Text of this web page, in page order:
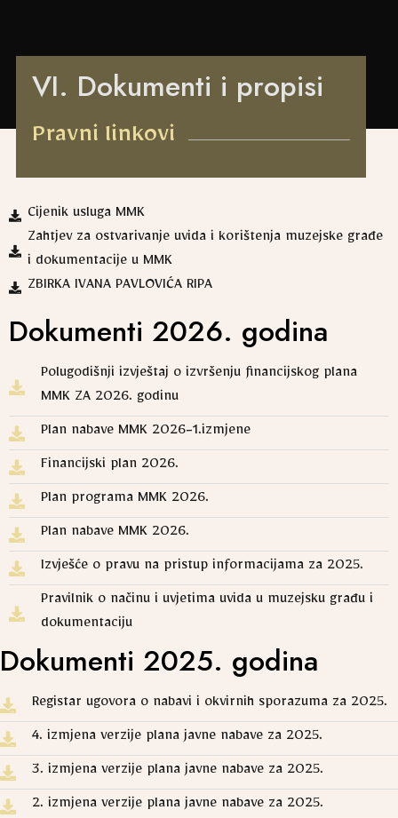
VI. Dokumenti i propisi
Pravni linkovi
Cijenik usluga MMK
Zahtjev za ostvarivanje uvida i korištenja muzejske građe
i dokumentacije u MMK
ZBIRKA IVANA PAVLOVIĆA RIPA
Dokumenti 2026. godina
Polugodišnji izvještaj o izvršenju financijskog plana
MMK ZA 2026. godinu
Plan nabave MMK 2026-1.izmjene
Financijski plan 2026.
Plan programa MMK 2026.
Plan nabave MMK 2026.
Izvješće o pravu na pristup informacijama za 2025.
Pravilnik o načinu i uvjetima uvida u muzejsku građu i
dokumentaciju
Dokumenti 2025. godina
Registar ugovora o nabavi i okvirnih sporazuma za 2025.
4. izmjena verzije plana javne nabave za 2025.
3. izmjena verzije plana javne nabave za 2025.
2. izmjena verzije plana javne nabave za 2025.